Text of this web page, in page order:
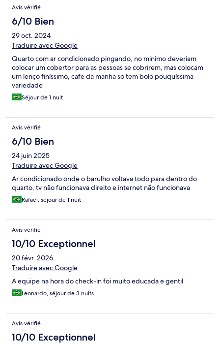
Avis vérifié
6/10 Bien
29 oct. 2024
Traduire avec Google
Quarto com ar condicionado pingando, no minimo deveriam
colocar um cobertor para as pessoas se cobrirem, mas colocam
um lenço finíssimo, cafe da manha so tem bolo pouquíssima
variedade
Séjour de 1 nuit
Avis vérifié
6/10 Bien
24 juin 2025
Traduire avec Google
Ar condicionado onde o barulho voltava todo para dentro do
quarto, tv não funcionava direito e internet não funcionava
Rafael, séjour de 1 nuit
Avis vérifié
10/10 Exceptionnel
20 févr. 2026
Traduire avec Google
A equipe na hora do check-in foi muito educada e gentil
Leonardo, séjour de 3 nuits
Avis vérifié
10/10 Exceptionnel